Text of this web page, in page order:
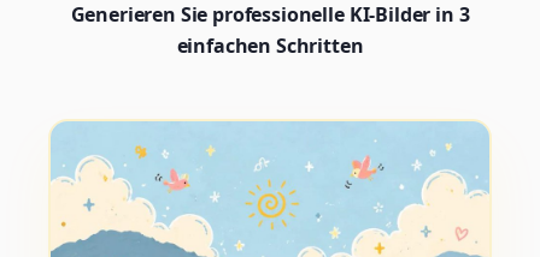
Generieren Sie professionelle KI-Bilder in 3
einfachen Schritten